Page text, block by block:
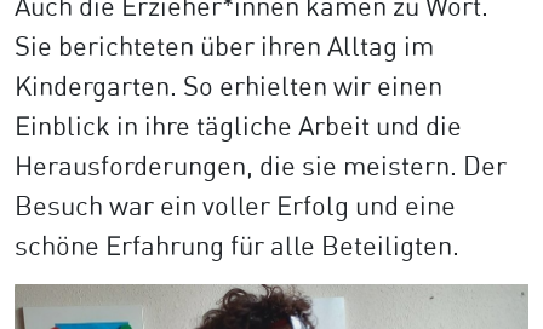
Sie berichteten über ihren Alltag im
Kindergarten. So erhielten wir einen
Einblick in ihre tägliche Arbeit und die
Herausforderungen, die sie meistern. Der
Besuch war ein voller Erfolg und eine
schöne Erfahrung für alle Beteiligten.